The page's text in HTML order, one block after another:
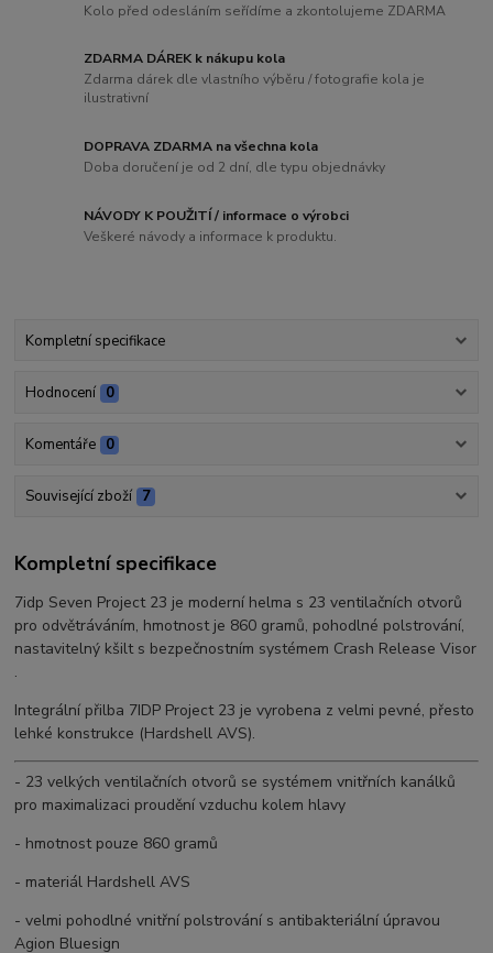
Kolo před odesláním seřídíme a zkontolujeme ZDARMA
ZDARMA DÁREK k nákupu kola
Zdarma dárek dle vlastního výběru / fotografie kola je
ilustrativní
DOPRAVA ZDARMA na všechna kola
Doba doručení je od 2 dní, dle typu objednávky
NÁVODY K POUŽITÍ / informace o výrobci
Veškeré návody a informace k produktu.
Kompletní specifikace
Hodnocení 0
Komentáře 0
Související zboží 7
Kompletní specifikace
7idp Seven Project 23 je moderní helma s 23 ventilačních otvorů
pro odvětráváním, hmotnost je 860 gramů, pohodlné polstrování,
nastavitelný kšilt s bezpečnostním systémem Crash Release Visor
.
Integrální přilba 7IDP Project 23 je vyrobena z velmi pevné, přesto
lehké konstrukce (Hardshell AVS).
- 23 velkých ventilačních otvorů se systémem vnitřních kanálků
pro maximalizaci proudění vzduchu kolem hlavy
- hmotnost pouze 860 gramů
- materiál Hardshell AVS
- velmi pohodlné vnitřní polstrování s antibakteriální úpravou
Agion Bluesign